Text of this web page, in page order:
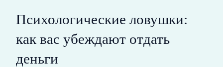
Психологические ловушки:
как вас убеждают отдать
деньги